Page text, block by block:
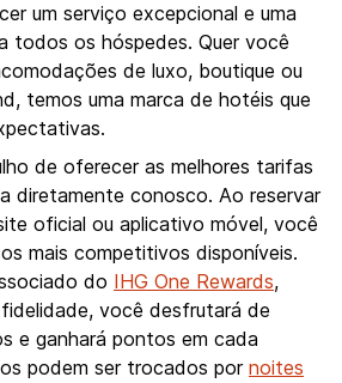
um serviço excepcional e uma
todos os hóspedes. Quer você
de luxo, boutique ou
temos uma marca de hotéis que
de oferecer as melhores tarifas
diretamente conosco. Ao reservar
oficial ou aplicativo móvel, você
mais competitivos disponíveis.
do IHG One Rewards,
você desfrutará de
e ganhará pontos em cada
podem ser trocados por noites